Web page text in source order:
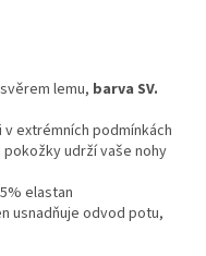
lemu, barva SV.
extrémních podmínkách
udrží vaše nohy
elastan
usnadňuje odvod potu,